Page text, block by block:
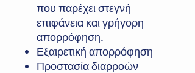
που παρέχει στεγνή
επιφάνεια και γρήγορη
απορρόφηση.
Εξαιρετική απορρόφηση
Προστασία διαρροών